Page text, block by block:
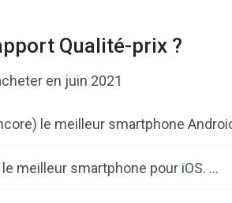
Qualité-prix ?
en juin 2021
le meilleur smartphone
meilleur smartphone pour iOS. …